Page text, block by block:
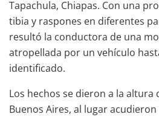
Tapachula, Chiapas. Con una
tibia y raspones en diferentes
resultó la conductora de una
atropellada por un vehículo
identificado.
Los hechos se dieron a la
Buenos Aires, al lugar